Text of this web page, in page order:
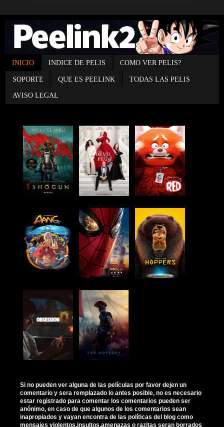
INICIO INDICE DE PELIS COMO VER PELIS?
SOPORTE QUE ES PEELINK TODAS LAS PELIS
AVISO LEGAL
Si no pueden ver alguna de las películas por favor dejen un
comentario y sera remplazado lo antes posible, no es necesario
estar registrado para comentar los comentarios pueden ser
anónimo, en caso de que algunos de los comentarios sean
inapropiados y vayan encontra de las políticas del blog como
mensajes violentos,insultos,amenazas o razitas seran borrados